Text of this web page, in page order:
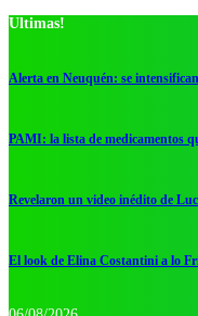
Ultimas!
Alerta en Neuquén: se
PAMI: la lista de medicamentos
Revelaron un video inédito de
El look de Elina Costantini a lo